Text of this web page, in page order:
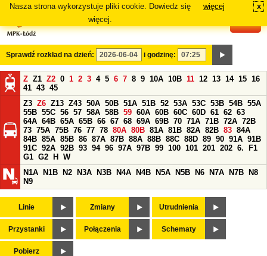
Nasza strona wykorzystuje pliki cookie. Dowiedz się
więcej.
więcej x
Sprawdź rozkład na dzień: i godzinę:
Z Z1 Z2 0 1 2 3 4 5 6 7 8 9 10A 10B 11 12 13 14 15 16
41 43 45
Z3 Z6 Z13 Z43 50A 50B 51A 51B 52 53A 53C 53B 54B 55A
55B 55C 56 57 58A 58B 59 60A 60B 60C 60D 61 62 63
64A 64B 65A 65B 66 67 68 69A 69B 70 71A 71B 72A 72B
73 75A 75B 76 77 78 80A 80B 81A 81B 82A 82B 83 84A
84B 85A 85B 86 87A 87B 88A 88B 88C 88D 89 90 91A 91B
91C 92A 92B 93 94 96 97A 97B 99 100 101 201 202 6.
F1
G1 G2 H
W
N1A
N1B N2 N3A N3B N4A N4B N5A N5B N6 N7A N7B
N8
N9
Linie Zmiany Utrudnienia
Przystanki Połączenia Schematy
Pobierz